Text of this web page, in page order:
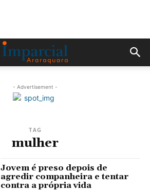
- Advertisement -
TAG
mulher
Jovem é preso depois de
agredir companheira e tentar
contra a própria vida